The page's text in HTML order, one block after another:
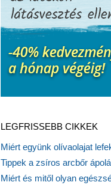
LEGFRISSEBB CIKKEK
Miért együnk olívaolajat
Tippek a zsíros arcbőr
Miért és mitől olyan